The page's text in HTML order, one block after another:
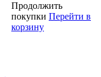
Продолжить
покупки Перейти в
корзину